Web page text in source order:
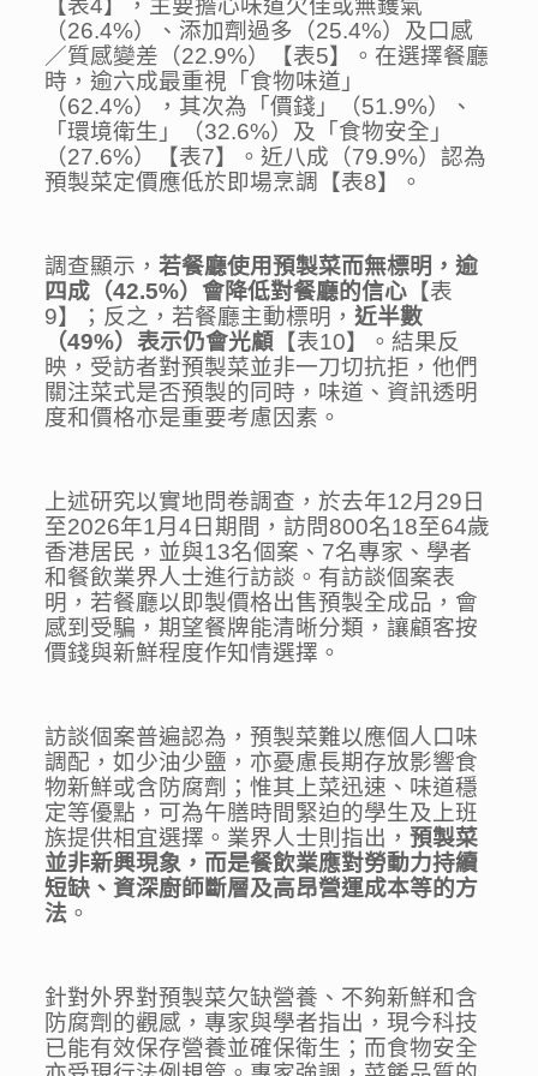
【表4】，主要擔心味道欠佳或無鑊氣
（26.4%）、添加劑過多（25.4%）及口感
／質感變差（22.9%）【表5】。在選擇餐廳
時，逾六成最重視「食物味道」
（62.4%），其次為「價錢」（51.9%）、
「環境衛生」（32.6%）及「食物安全」
（27.6%）【表7】。近八成（79.9%）認為
預製菜定價應低於即場烹調【表8】。
調查顯示，若餐廳使用預製菜而無標明，逾
四成（42.5%）會降低對餐廳的信心 【表
9】；反之，若餐廳主動標明，近半數
（49%）表示仍會光顧 【表10】。結果反
映，受訪者對預製菜並非一刀切抗拒，他們
關注菜式是否預製的同時，味道、資訊透明
度和價格亦是重要考慮因素。
上述研究以實地問卷調查，於去年12月29日
至2026年1月4日期間，訪問800名18至64歲
香港居民，並與13名個案、7名專家、學者
和餐飲業界人士進行訪談。有訪談個案表
明，若餐廳以即製價格出售預製全成品，會
感到受騙，期望餐牌能清晰分類，讓顧客按
價錢與新鮮程度作知情選擇。
訪談個案普遍認為，預製菜難以應個人口味
調配，如少油少鹽，亦憂慮長期存放影響食
物新鮮或含防腐劑；惟其上菜迅速、味道穩
定等優點，可為午膳時間緊迫的學生及上班
族提供相宜選擇。業界人士則指出，預製菜
並非新興現象，而是餐飲業應對勞動力持續
短缺、資深廚師斷層及高昂營運成本等的方
法 。
針對外界對預製菜欠缺營養、不夠新鮮和含
防腐劑的觀感，專家與學者指出，現今科技
已能有效保存營養並確保衛生；而食物安全